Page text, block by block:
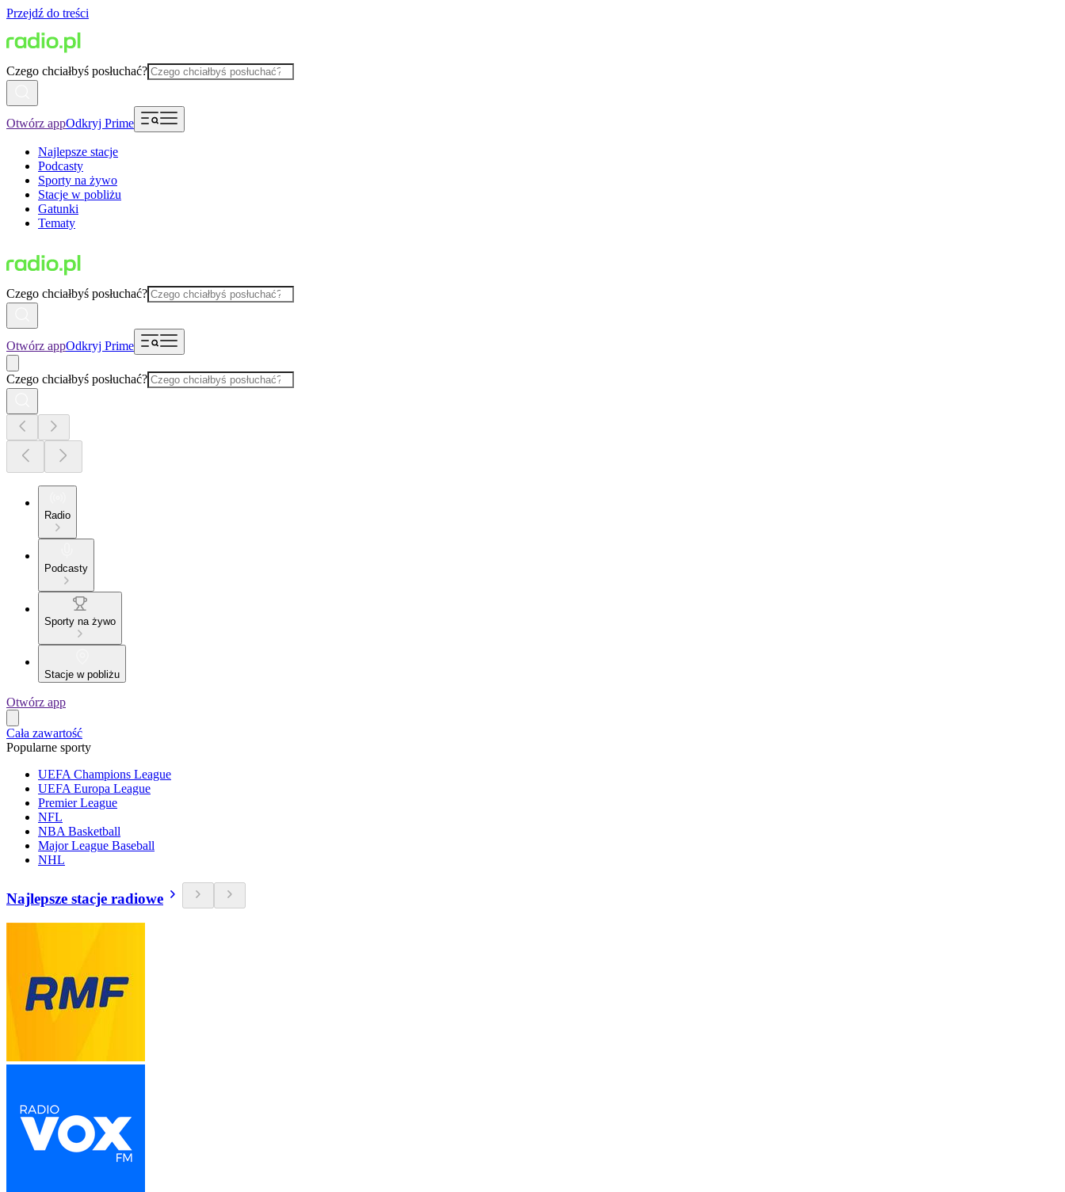
Przejdź do treści
Czego chciałbyś posłuchać?
Otwórz appOdkryj Prime
Najlepsze stacje
Podcasty
Sporty na żywo
Stacje w pobliżu
Gatunki
Tematy
Czego chciałbyś posłuchać?
Otwórz appOdkryj Prime
Czego chciałbyś posłuchać?
Radio
Podcasty
Sporty na żywo
Stacje w pobliżu
Otwórz app
Cała zawartość
Popularne sporty
UEFA Champions League
UEFA Europa League
Premier League
NFL
NBA Basketball
Major League Baseball
NHL
Najlepsze stacje radiowe